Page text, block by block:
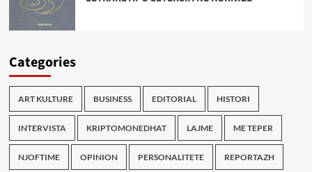
Categories
ART KULTURE BUSINESS EDITORIAL HISTORI
INTERVISTA KRIPTOMONEDHAT LAJME ME TEPER
NJOFTIME OPINION PERSONALITETE REPORTAZH